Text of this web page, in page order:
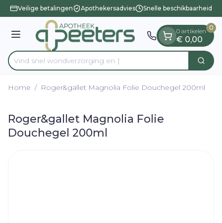
Ga naar de inhoud
1 van 1
Veilige betalingen Apothekersadvies Snelle beschikbaarheid
Menu
Product, merk, categorie...
Vind snel wondverzorg Zoek
0 artikelen
€ 0,00
0
Home / Roger&gallet Magnolia Folie Douchegel 200ml
Roger&gallet Magnolia Folie
Douchegel 200ml